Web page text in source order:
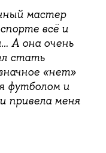
мастер
всё и
А она очень
стать
«нет»
футболом и
привела меня